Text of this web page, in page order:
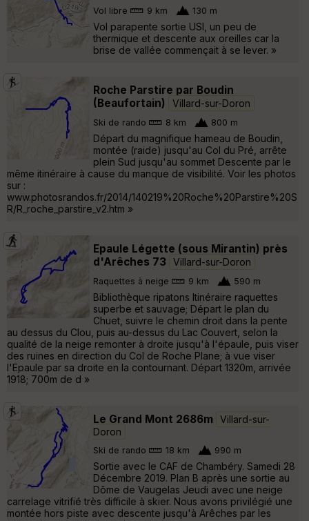
Vol libre 9 km 130 m
Vol parapente sortie USI, un peu de
thermique et descente aux oreilles car la
brise de vallée commençait à se lever. »
Roche Parstire par Boudin
(Beaufortain)
Villard-sur-Doron
Ski de rando 8 km 800 m
Départ du magnifique hameau de Boudin,
montée (raide) jusqu'au Col du Pré, arrête
plein Sud jusqu'au sommet Descente par le
même itinéraire à cause du manque de visibilité. Voir les photos
sur :
www.photosrandos.fr/2014/140219%20Roche%20Parstire%20S
R/R_roche_parstire_v2.htm »
Epaule Légette (sous Mirantin) près
d'Arêches 73
Villard-sur-Doron
Raquettes à neige 9 km 590 m
Bibliothèque ripatons Itinéraire raquettes
superbe et sauvage; Départ le plan du
Chuet, suivre le chemin droit dans la pente
au dessus du Clou, puis au-dessus du Lac Couvert, selon la
qualité de la neige remonter à droite jusqu'à l'épaule, puis viser
des ruines en direction du Col de Roche Plane; à vue viser
l'Epaule par sa droite en la contournant. Départ 1320m, arrivée
1918; 700m de d »
Le Grand Mont 2686m
Villard-sur-
Doron
Ski de rando 18 km 990 m
Sortie avec le CAF de Chambéry. Samedi 28
Décembre 2019. Plan B après une sortie au
Dôme de Vaugelas Jeudi avec une neige
carrelage vitrifié très difficile à skier. Nous avons privilégié une
montée hors piste avec descente jusqu'à Arêches par les